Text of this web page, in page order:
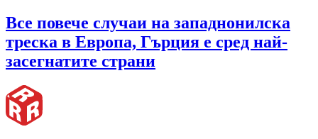
Все повече случаи на западнонилска
треска в Европа, Гърция е сред най-
засегнатите страни